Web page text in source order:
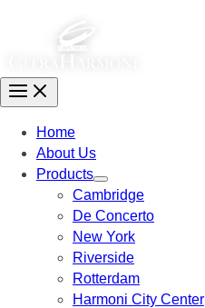
Home
About Us
Products
Cambridge
De Concerto
New York
Riverside
Rotterdam
Harmoni City Center